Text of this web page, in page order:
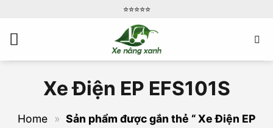
nội
dung
⭐️⭐️⭐️⭐️⭐️
Xe Điện EP EFS101S
Home » Sản phẩm được gắn thẻ “ Xe Điện EP